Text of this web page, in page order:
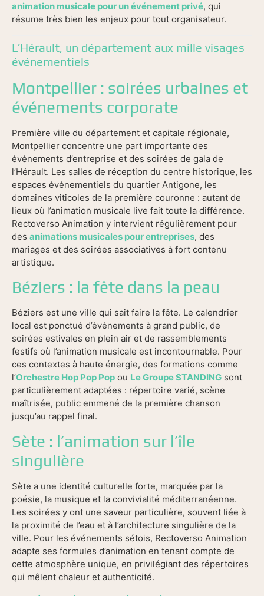
animation musicale pour un événement privé, qui
résume très bien les enjeux pour tout organisateur.
L’Hérault, un département aux mille visages
événementiels
Montpellier : soirées urbaines et
événements corporate
Première ville du département et capitale régionale,
Montpellier concentre une part importante des
événements d’entreprise et des soirées de gala de
l’Hérault. Les salles de réception du centre historique, les
espaces événementiels du quartier Antigone, les
domaines viticoles de la première couronne : autant de
lieux où l’animation musicale live fait toute la différence.
Rectoverso Animation y intervient régulièrement pour
des animations musicales pour entreprises, des
mariages et des soirées associatives à fort contenu
artistique.
Béziers : la fête dans la peau
Béziers est une ville qui sait faire la fête. Le calendrier
local est ponctué d’événements à grand public, de
soirées estivales en plein air et de rassemblements
festifs où l’animation musicale est incontournable. Pour
ces contextes à haute énergie, des formations comme
l’Orchestre Hop Pop Pop ou Le Groupe STANDING sont
particulièrement adaptées : répertoire varié, scène
maîtrisée, public emmené de la première chanson
jusqu’au rappel final.
Sète : l’animation sur l’île
singulière
Sète a une identité culturelle forte, marquée par la
poésie, la musique et la convivialité méditerranéenne.
Les soirées y ont une saveur particulière, souvent liée à
la proximité de l’eau et à l’architecture singulière de la
ville. Pour les événements sétois, Rectoverso Animation
adapte ses formules d’animation en tenant compte de
cette atmosphère unique, en privilégiant des répertoires
qui mêlent chaleur et authenticité.